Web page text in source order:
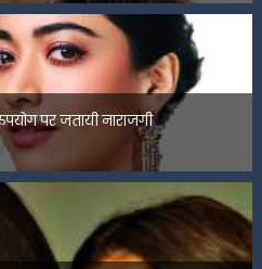
पर जतायी नाराजगी